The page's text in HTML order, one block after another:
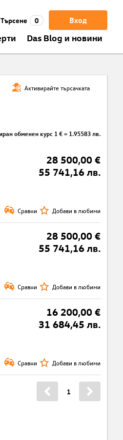
Вход
Търсене 0
Das Blog и новини
Активирайте търсачката
обменен курс 1 € = 1.95583 лв.
28 500,00 €
55 741,16 лв.
Сравни Добави в любими
28 500,00 €
55 741,16 лв.
Сравни Добави в любими
16 200,00 €
31 684,45 лв.
Сравни Добави в любими
1